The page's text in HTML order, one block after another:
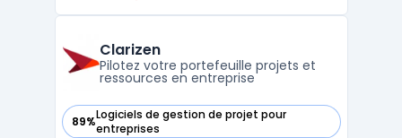
planification des ressources et la maîtrise
budgétai ...
Clarizen
Pilotez votre portefeuille projets et
ressources en entreprise
89%Logiciels de gestion de projet pour
entreprises
— voir Clarizen dans cette catégorie